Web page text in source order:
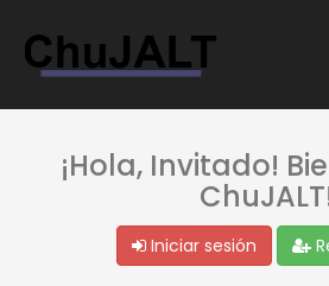
¡Hola, Invitado!
Iniciar sesión